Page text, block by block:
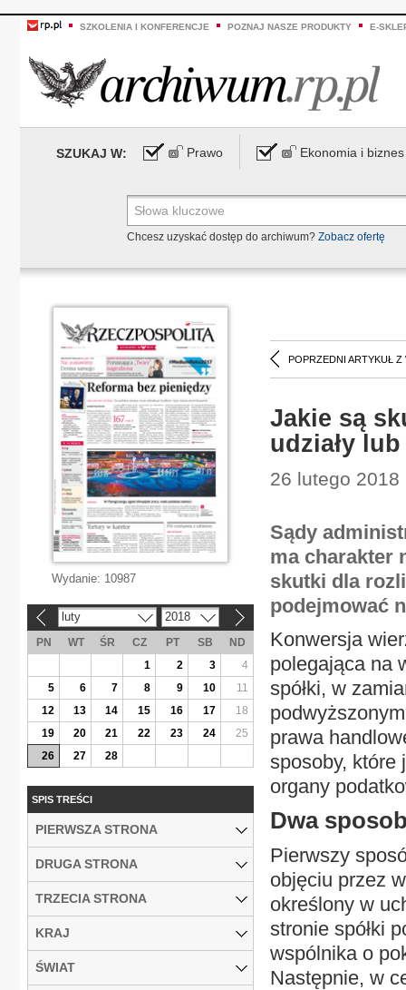
SZKOLENIA I KONFERENCJE POZNAJ NASZE PRODUKTY E-
SZUKAJ W: Prawo Ekonomia i biznes
Chcesz uzyskać dostęp do archiwum? Zobacz ofertę
POPRZEDNI ARTYKUŁ Z
Jakie są
udziały
26 lutego
Sądy
ma charakter
skutki dla
podejmować
Konwersja
polegająca na
spółki, w
prawa
sposoby, które
organy
Dwa
Pierwszy
objęciu przez
określony w
stronie spółki
wspólnika o
Następnie, w
Wydanie: 10987
luty 2018
PN WT ŚR CZ PT SB
ND
1
2 3
4
5
6 7 8 9 10
11
12
13 14 15 16 17
18
19
20 21 22 23 24
25
26
27 28
SPIS TREŚCI
PIERWSZA STRONA
DRUGA STRONA
TRZECIA STRONA
KRAJ
ŚWIAT